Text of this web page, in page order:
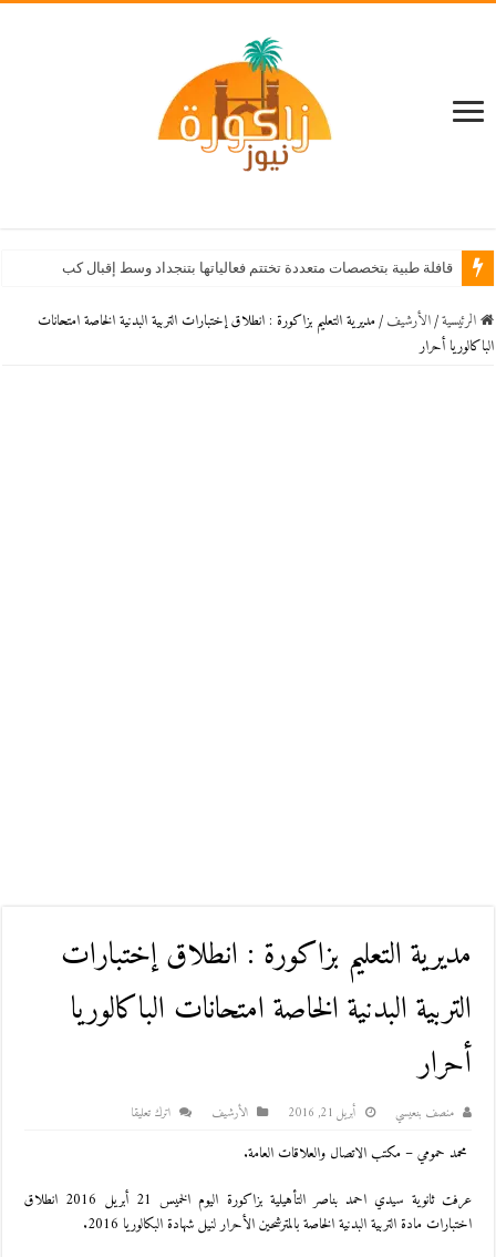
الرئيسية / اﻷرشيف / مديرية التعليم بزاكورة : انطلاق إختبارات التربية البدنية الخاصة امتحانات
الباكالوريا أحرار
مديرية التعليم بزاكورة : انطلاق إختبارات
التربية البدنية الخاصة امتحانات الباكالوريا
أحرار
منصف بنعيسي أبريل 21, 2016 اﻷرشيف اترك تعليقا
محمد حمومي – مكتب الاتصال والعلاقات العامة.
عرفت ثانوية سيدي احمد بناصر التأهيلية بزاكورة اليوم الخميس 21 أبريل 2016 انطلاق
اختبارات مادة التربية البدنية الخاصة بالمترشحين الأحرار لنيل شهادة البكالوريا 2016.